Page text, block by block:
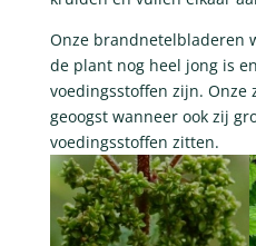
Onze brandnetelbladeren
de plant nog heel jong is
voedingsstoffen zijn. Onze
geoogst wanneer ook zij
voedingsstoffen zitten.